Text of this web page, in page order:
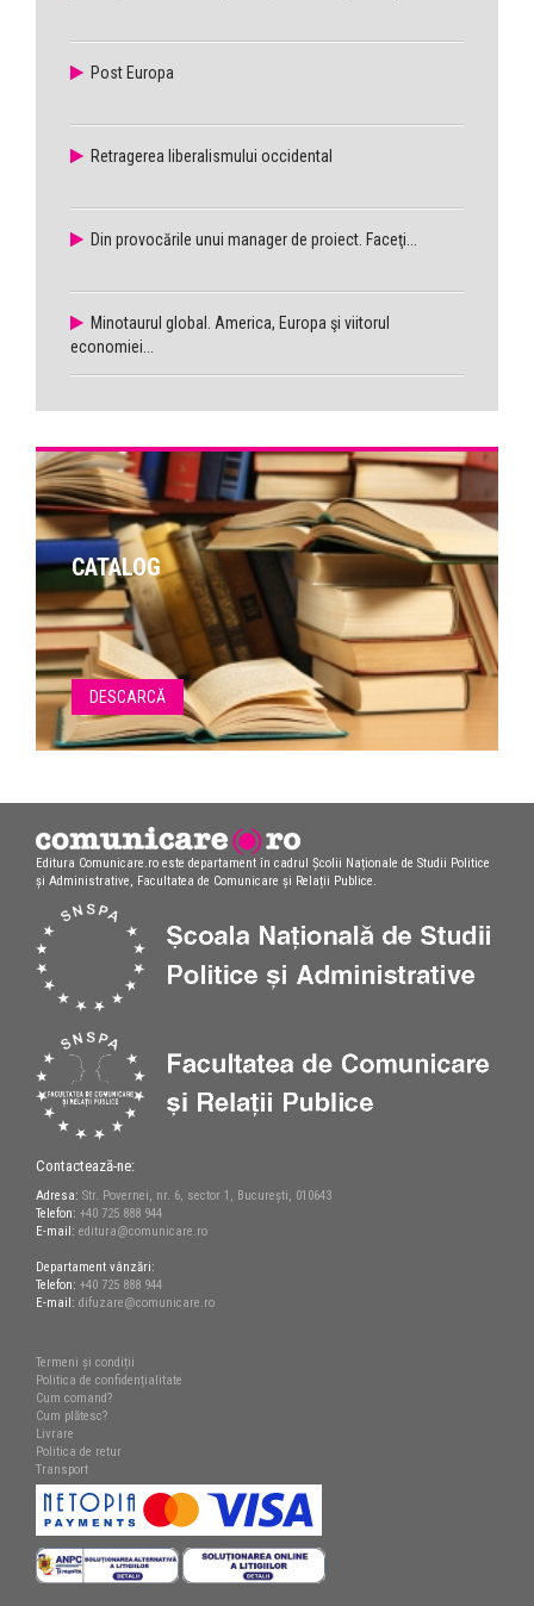
Post Europa
Retragerea liberalismului occidental
Din provocările unui manager de proiect. Faceţi...
Minotaurul global. America, Europa şi viitorul
economiei...
CATALOG
DESCARCĂ
Editura Comunicare.ro este departament în cadrul Școlii Naționale de Studii Politice
și Administrative, Facultatea de Comunicare și Relații Publice.
Contactează-ne:
Adresa: Str. Povernei, nr. 6, sector 1, București, 010643
Telefon: +40 725 888 944
E-mail: editura@comunicare.ro
Departament vânzări:
Telefon: +40 725 888 944
E-mail: difuzare@comunicare.ro
Termeni și condiții
Politica de confidențialitate
Cum comand?
Cum plătesc?
Livrare
Politica de retur
Transport